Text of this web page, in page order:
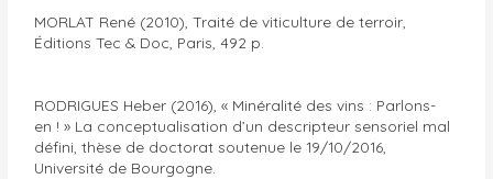
MORLAT René (2010), Traité de viticulture de terroir,
Éditions Tec & Doc, Paris, 492 p.
RODRIGUES Heber (2016), « Minéralité des vins : Parlons-
en ! » La conceptualisation d’un descripteur sensoriel mal
défini, thèse de doctorat soutenue le 19/10/2016,
Université de Bourgogne.